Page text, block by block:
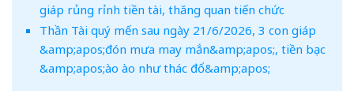
giáp rủng rỉnh tiền tài, thăng quan tiến chức
Thần Tài quý mến sau ngày 21/6/2026, 3 con giáp
&amp;apos;đón mưa may mắn&amp;apos;, tiền bạc
&amp;apos;ào ào như thác đổ&amp;apos;